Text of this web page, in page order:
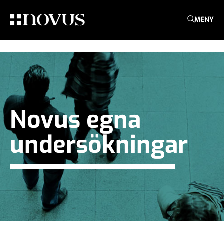
MENY
Novus egna
undersökningar